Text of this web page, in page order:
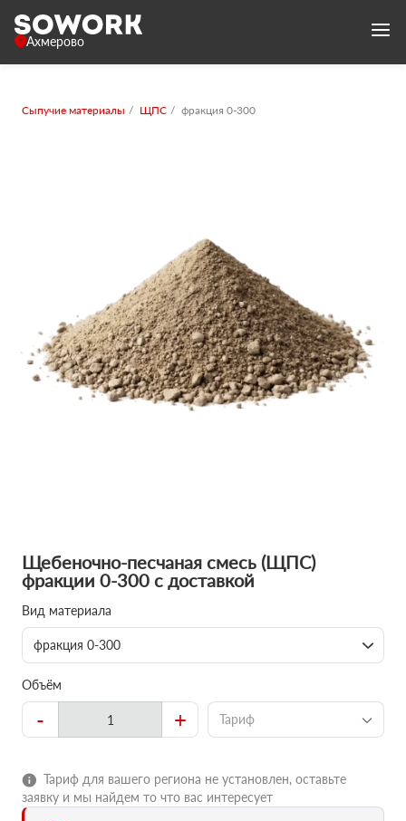
Ахмерово
Сыпучие материалы ЩПС фракция 0-300
Щебеночно-песчаная смесь (ЩПС)
фракции 0-300 с доставкой
Вид материала
фракция 0-300
Объём
- + Тариф
Тариф для вашего региона не установлен, оставьте
заявку и мы найдем то что вас интересует